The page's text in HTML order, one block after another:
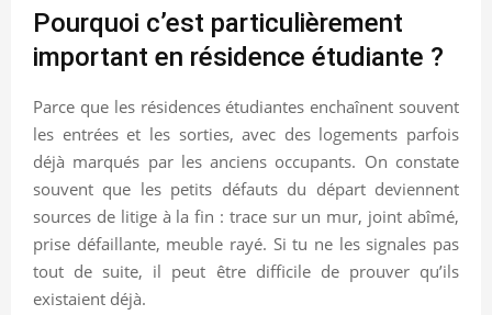
Pourquoi c’est particulièrement
important en résidence étudiante ?
Parce que les résidences étudiantes enchaînent souvent
les entrées et les sorties, avec des logements parfois
déjà marqués par les anciens occupants. On constate
souvent que les petits défauts du départ deviennent
sources de litige à la fin : trace sur un mur, joint abîmé,
prise défaillante, meuble rayé. Si tu ne les signales pas
tout de suite, il peut être difficile de prouver qu’ils
existaient déjà.